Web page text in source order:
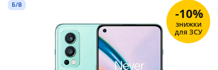
Б/В
-10%
знижки
для ЗСУ